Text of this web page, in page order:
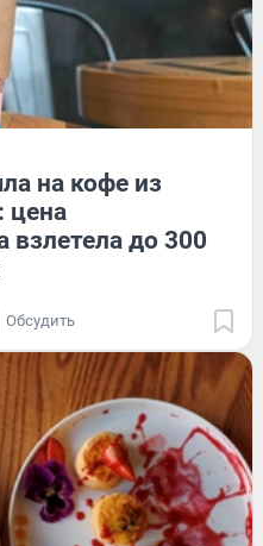
на кофе из
цена
взлетела до 300
Обсудить